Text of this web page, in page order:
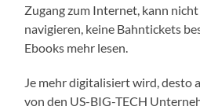
Zugang zum Internet, kann
navigieren, keine Bahntickets
Ebooks mehr lesen.
Je mehr digitalisiert wird, desto
von den US-BIG-TECH